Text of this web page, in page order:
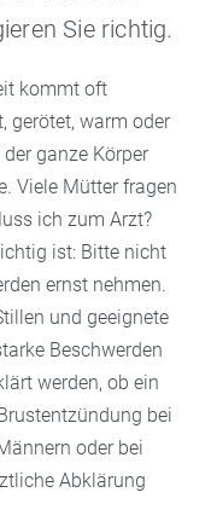
Sie richtig.
kommt oft
gerötet, warm oder
ganze Körper
Viele Mütter fragen
ich zum Arzt?
ist: Bitte nicht
ernst nehmen.
und geeignete
Beschwerden
werden, ob ein
bei
oder bei
Abklärung